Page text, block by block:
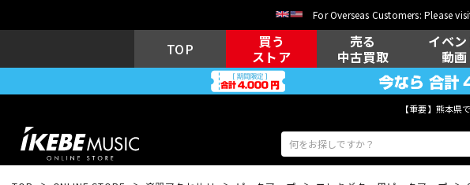
For Overseas Customers: Please
TOP
買う
ストア
売る
中古買取
イベン
動画
【重要】熊本県